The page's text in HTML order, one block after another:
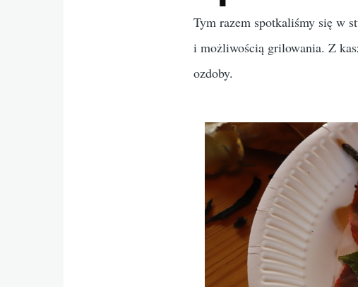
Tym razem spotkaliśmy się w
i możliwością grilowania. Z
ozdoby.